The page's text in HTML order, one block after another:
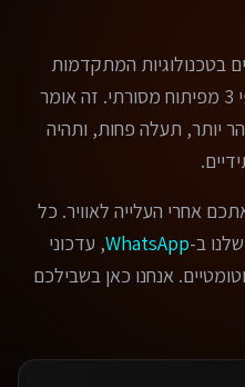
בטכנולוגיות המתקדמות
ביותר, שמאפשרות פיתוח מהיר פי 3 מפיתוח מסורתי. זה אומר
יותר, תעלה פחות, ותהיה
אחרי העלייה לאוויר. כל
ב-WhatsApp, עדכוני
אנחנו כאן בשבילכם